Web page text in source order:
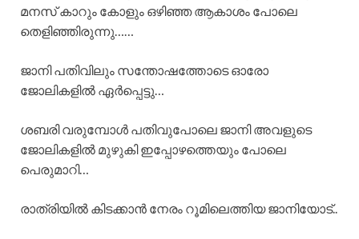
മനസ് കാറും കോളും ഒഴിഞ്ഞ ആകാശം പോലെ
തെളിഞ്ഞിരുന്നു……
ജാനി പതിവിലും സന്തോഷത്തോടെ ഓരോ
ജോലികളിൽ ഏർപ്പെട്ടു…
ശബരി വരുമ്പോൾ പതിവുപോലെ ജാനി അവളുടെ
ജോലികളിൽ മുഴുകി ഇപ്പോഴത്തെയും പോലെ
പെരുമാറി…
രാത്രിയിൽ കിടക്കാൻ നേരം റൂമിലെത്തിയ ജാനിയോട്..